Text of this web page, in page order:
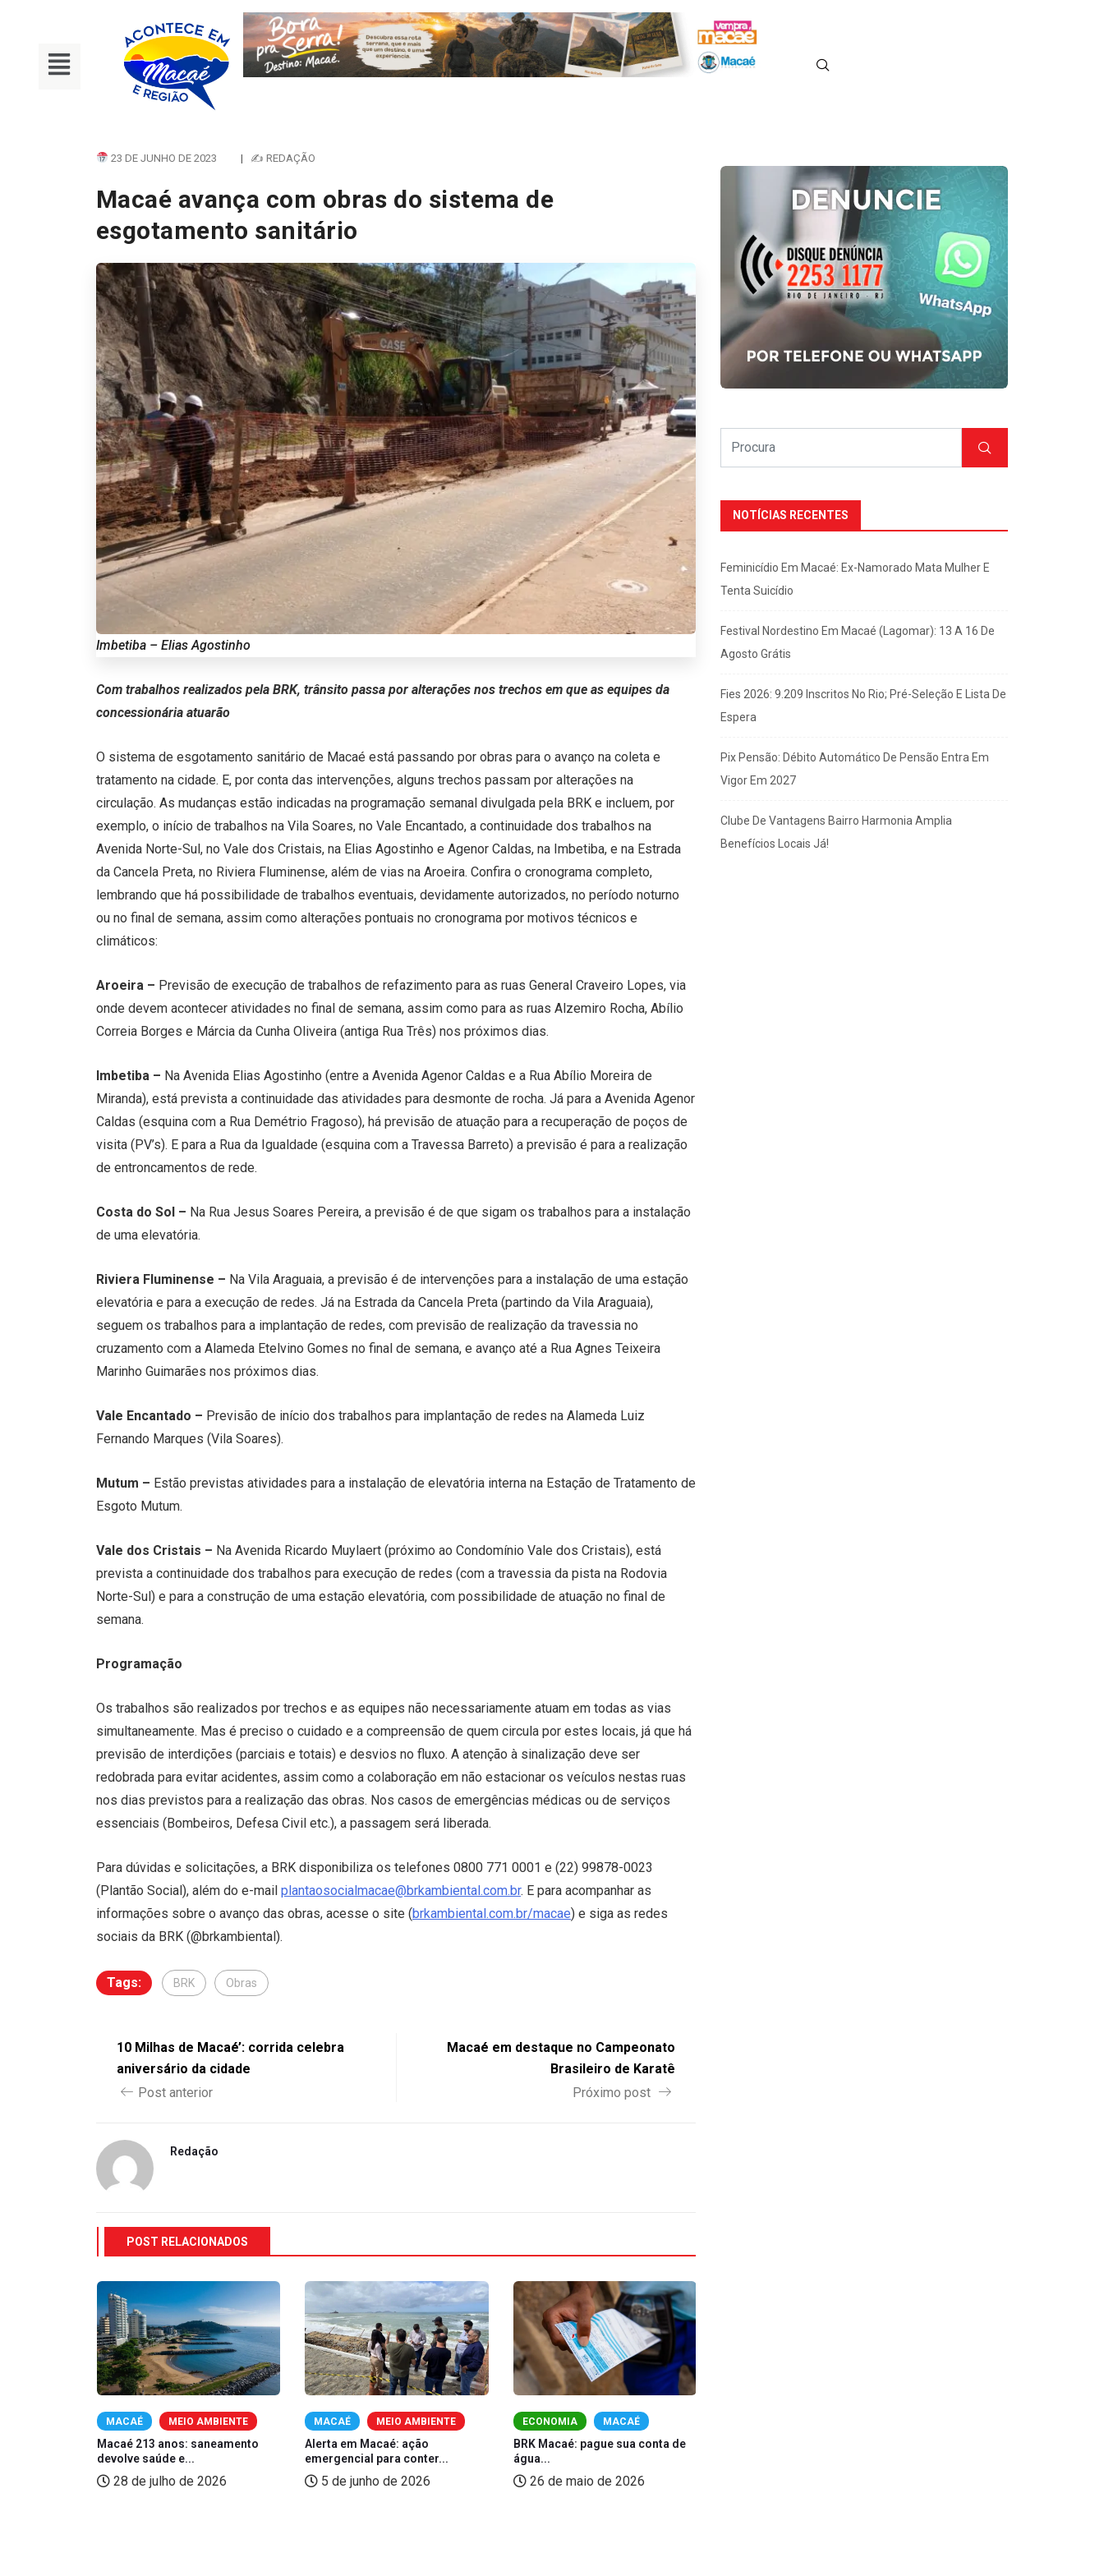
23 DE JUNHO DE 2023 | ✍ REDAÇÃO
Macaé avança com obras do sistema de
esgotamento sanitário
Imbetiba – Elias Agostinho
Com trabalhos realizados pela BRK, trânsito passa por alterações nos trechos em que as equipes da
concessionária atuarão
O sistema de esgotamento sanitário de Macaé está passando por obras para o avanço na coleta e
tratamento na cidade. E, por conta das intervenções, alguns trechos passam por alterações na
circulação. As mudanças estão indicadas na programação semanal divulgada pela BRK e incluem, por
exemplo, o início de trabalhos na Vila Soares, no Vale Encantado, a continuidade dos trabalhos na
Avenida Norte-Sul, no Vale dos Cristais, na Elias Agostinho e Agenor Caldas, na Imbetiba, e na Estrada
da Cancela Preta, no Riviera Fluminense, além de vias na Aroeira. Confira o cronograma completo,
lembrando que há possibilidade de trabalhos eventuais, devidamente autorizados, no período noturno
ou no final de semana, assim como alterações pontuais no cronograma por motivos técnicos e
climáticos:
Aroeira – Previsão de execução de trabalhos de refazimento para as ruas General Craveiro Lopes, via
onde devem acontecer atividades no final de semana, assim como para as ruas Alzemiro Rocha, Abílio
Correia Borges e Márcia da Cunha Oliveira (antiga Rua Três) nos próximos dias.
Imbetiba – Na Avenida Elias Agostinho (entre a Avenida Agenor Caldas e a Rua Abílio Moreira de
Miranda), está prevista a continuidade das atividades para desmonte de rocha. Já para a Avenida Agenor
Caldas (esquina com a Rua Demétrio Fragoso), há previsão de atuação para a recuperação de poços de
visita (PV’s). E para a Rua da Igualdade (esquina com a Travessa Barreto) a previsão é para a realização
de entroncamentos de rede.
Costa do Sol – Na Rua Jesus Soares Pereira, a previsão é de que sigam os trabalhos para a instalação
de uma elevatória.
Riviera Fluminense – Na Vila Araguaia, a previsão é de intervenções para a instalação de uma estação
elevatória e para a execução de redes. Já na Estrada da Cancela Preta (partindo da Vila Araguaia),
seguem os trabalhos para a implantação de redes, com previsão de realização da travessia no
cruzamento com a Alameda Etelvino Gomes no final de semana, e avanço até a Rua Agnes Teixeira
Marinho Guimarães nos próximos dias.
Vale Encantado – Previsão de início dos trabalhos para implantação de redes na Alameda Luiz
Fernando Marques (Vila Soares).
Mutum – Estão previstas atividades para a instalação de elevatória interna na Estação de Tratamento de
Esgoto Mutum.
Vale dos Cristais – Na Avenida Ricardo Muylaert (próximo ao Condomínio Vale dos Cristais), está
prevista a continuidade dos trabalhos para execução de redes (com a travessia da pista na Rodovia
Norte-Sul) e para a construção de uma estação elevatória, com possibilidade de atuação no final de
semana.
Programação
Os trabalhos são realizados por trechos e as equipes não necessariamente atuam em todas as vias
simultaneamente. Mas é preciso o cuidado e a compreensão de quem circula por estes locais, já que há
previsão de interdições (parciais e totais) e desvios no fluxo. A atenção à sinalização deve ser
redobrada para evitar acidentes, assim como a colaboração em não estacionar os veículos nestas ruas
nos dias previstos para a realização das obras. Nos casos de emergências médicas ou de serviços
essenciais (Bombeiros, Defesa Civil etc.), a passagem será liberada.
Para dúvidas e solicitações, a BRK disponibiliza os telefones 0800 771 0001 e (22) 99878-0023
(Plantão Social), além do e-mail plantaosocialmacae@brkambiental.com.br. E para acompanhar as
informações sobre o avanço das obras, acesse o site (brkambiental.com.br/macae) e siga as redes
sociais da BRK (@brkambiental).
Tags: BRK Obras
10 Milhas de Macaé’: corrida celebra
aniversário da cidade
Post anterior
Macaé em destaque no Campeonato
Brasileiro de Karatê
Próximo post
Redação
POST RELACIONADOS
MACAÉ MEIO AMBIENTE
Macaé 213 anos: saneamento
devolve saúde e...
28 de julho de 2026
MACAÉ MEIO AMBIENTE
Alerta em Macaé: ação
emergencial para conter...
5 de junho de 2026
ECONOMIA MACAÉ
BRK Macaé: pague sua conta de
água...
26 de maio de 2026
NOTÍCIAS RECENTES
Feminicídio Em Macaé: Ex-Namorado Mata Mulher E
Tenta Suicídio
Festival Nordestino Em Macaé (Lagomar): 13 A 16 De
Agosto Grátis
Fies 2026: 9.209 Inscritos No Rio; Pré-Seleção E Lista De
Espera
Pix Pensão: Débito Automático De Pensão Entra Em
Vigor Em 2027
Clube De Vantagens Bairro Harmonia Amplia
Benefícios Locais Já!